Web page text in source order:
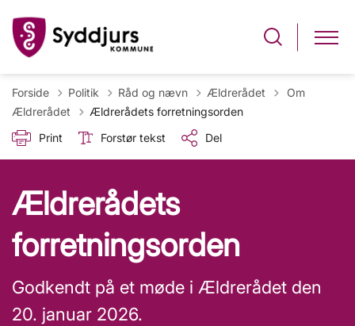
Forside Politik Råd og nævn Ældrerådet Tilbage til
Om
Ældrerådet
Ældrerådets forretningsorden
Print
Forstør tekst Del
Ældrerådets
forretningsorden
Godkendt på et møde i Ældrerådet den
20. januar 2026.